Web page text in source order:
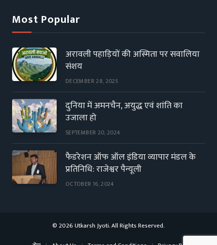
Most Popular
अरावली पहाड़ियों की अस्मिता पर सवालिया
संशय
DECEMBER 28, 2025
दुनिया में अमनचैन, अयुद्ध एवं शांति का
उजाला हो
SEPTEMBER 20, 2024
फैडरेशन ऑफ ऑल इंडिया व्यापार मंडल के
प्रतिनिधि: राजेश्वर पैन्यूली
OCTOBER 16, 2024
© 2026 Utkarsh Jyoti. All Rights Reserved.